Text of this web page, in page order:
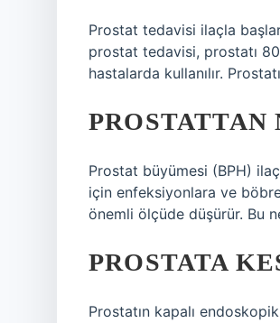
Prostat tedavisi ilaçla
prostat tedavisi, prostatı
hastalarda kullanılır.
Prostat büyümesi (BPH)
için enfeksiyonlara ve
önemli ölçüde düşürür. Bu
PROSTATA
Prostatın kapalı